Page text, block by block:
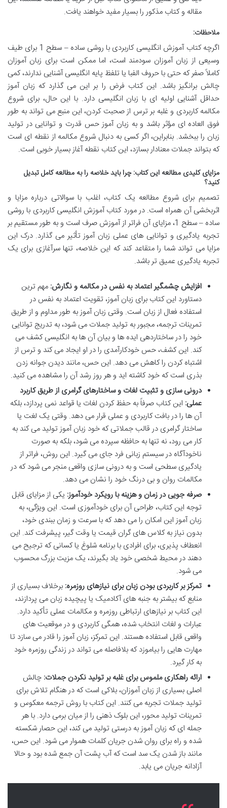
مقاله و کتاب مذکور را بسیار مفید خواهند یافت.
ملاحظات:
اگرچه کتاب آموزش انگلیسی کاربردی با روشی ساده – سطح 1 برای طیف
وسیعی از زبان آموزان سودمند است، اما ممکن است برای زبان آموزان
کاملاً صفر که حتی با حروف الفبا یا تلفظ پایه انگلیسی آشنایی ندارند، کمی
چالش برانگیز باشد. این کتاب فرض را بر این می گذارد که زبان آموز
حداقل آشنایی اولیه ای با زبان انگلیسی دارد. با این حال، برای شروع
مکالمه کاربردی و غلبه بر ترس از صحبت کردن، این منبع می تواند به طور
فوق العاده ای مؤثر باشد و به زبان آموز حس قدرت و توانایی در تولید
زبان را ببخشد. بنابراین، اگر کسی به دنبال شروع مکالمه از نقطه ای است
که بتواند جملات معنادار بسازد، این کتاب نقطه آغاز بسیار خوبی است.
مزایای کلیدی مطالعه این کتاب: چرا باید خلاصه را به مطالعه کامل تبدیل
کنید؟
تصمیم برای شروع مطالعه یک کتاب، اغلب با سوالاتی درباره مزایا و
اثربخشی آن همراه است. در مورد کتاب آموزش انگلیسی کاربردی با روشی
ساده – سطح 1، مزایای آن فراتر از آموزش صرف است و به طور مستقیم بر
تجربه یادگیری و توانایی های عملی زبان آموز تأثیر می گذارد. درک این
مزایا می تواند شما را متقاعد کند که این خلاصه، تنها سرآغازی برای یک
تجربه یادگیری عمیق تر باشد.
افزایش چشمگیر اعتماد به نفس در مکالمه و نگارش: مهم ترین
دستاورد این کتاب برای زبان آموز، تقویت اعتماد به نفس در
استفاده فعال از زبان است. وقتی زبان آموز به طور مداوم و از طریق
تمرینات ترجمه، مجبور به تولید جملات می شود، به تدریج توانایی
خود را در ساختاردهی ایده ها و بیان آن ها به انگلیسی کشف می
کند. این کشف، حس خودکارآمدی را در او ایجاد می کند و ترس از
اشتباه کردن را کاهش می دهد. این حس، مانند دیدن جوانه زدن
بذری است که خود کاشته اید و هر روز رشد آن را مشاهده می کنید.
درونی سازی و تثبیت لغات و ساختارهای گرامری از طریق کاربرد
عملی: این کتاب صرفاً به حفظ کردن لغات یا قواعد نمی پردازد، بلکه
آن ها را در بافت کاربردی و عملی قرار می دهد. وقتی یک لغت یا
ساختار گرامری در قالب جملاتی که خود زبان آموز تولید می کند به
کار می رود، نه تنها به حافظه سپرده می شود، بلکه به صورت
ناخودآگاه در سیستم زبانی فرد جای می گیرد. این روش، فراتر از
یادگیری سطحی است و به درونی سازی واقعی منجر می شود که در
مکالمات روان و بی درنگ خود را نشان می دهد.
صرفه جویی در زمان و هزینه با رویکرد خودآموز: یکی از مزایای قابل
توجه این کتاب، طراحی آن برای خودآموزی است. این ویژگی، به
زبان آموز این امکان را می دهد که با سرعت و زمان ببندی خود،
بدون نیاز به کلاس های گران قیمت یا وقت گیر، پیشرفت کند. این
انعطاف پذیری، برای افرادی با برنامه شلوغ یا کسانی که ترجیح می
دهند در محیط شخصی خود یاد بگیرند، یک مزیت بزرگ محسوب
می شود.
تمرکز بر کاربردی بودن زبان برای نیازهای روزمره: برخلاف بسیاری از
منابع که بیشتر به جنبه های آکادمیک یا پیچیده زبان می پردازند،
این کتاب بر نیازهای ارتباطی روزمره و مکالمات عملی تأکید دارد.
عبارات و لغات انتخاب شده، همگی کاربردی و در موقعیت های
واقعی قابل استفاده هستند. این تمرکز، زبان آموز را قادر می سازد تا
مهارت هایی را بیاموزد که بلافاصله می تواند در زندگی روزمره خود
به کار گیرد.
ارائه راهکاری ملموس برای غلبه بر تولید نکردن جملات: چالش
اصلی بسیاری از زبان آموزان، بلاکی است که در هنگام تلاش برای
تولید جملات تجربه می کنند. این کتاب با روش ترجمه معکوس و
تمرینات تولید محور، این بلوک ذهنی را از میان برمی دارد. با هر
جمله ای که زبان آموز به درستی تولید می کند، این حصار شکسته
شده و راه برای روان شدن جریان کلمات هموار می شود. این حس،
مانند باز شدن یک سد است که آب پشت آن جمع شده بود و حالا
آزادانه جریان می یابد.